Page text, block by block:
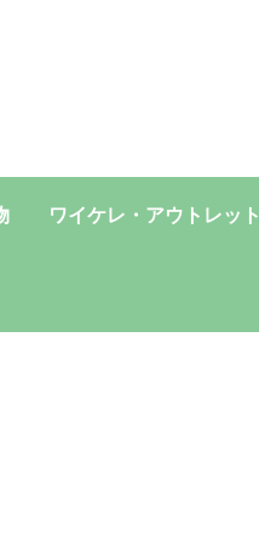
ワイケレ・アウトレット